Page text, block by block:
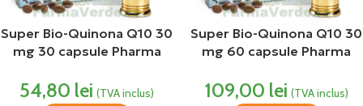
Super Bio-Quinona Q10 30
mg 30 capsule Pharma
54,80 lei (TVA inclus)
Super Bio-Quinona Q10 30
mg 60 capsule Pharma
109,00 lei (TVA inclus)